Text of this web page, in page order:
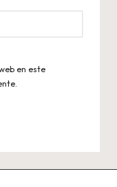
en este